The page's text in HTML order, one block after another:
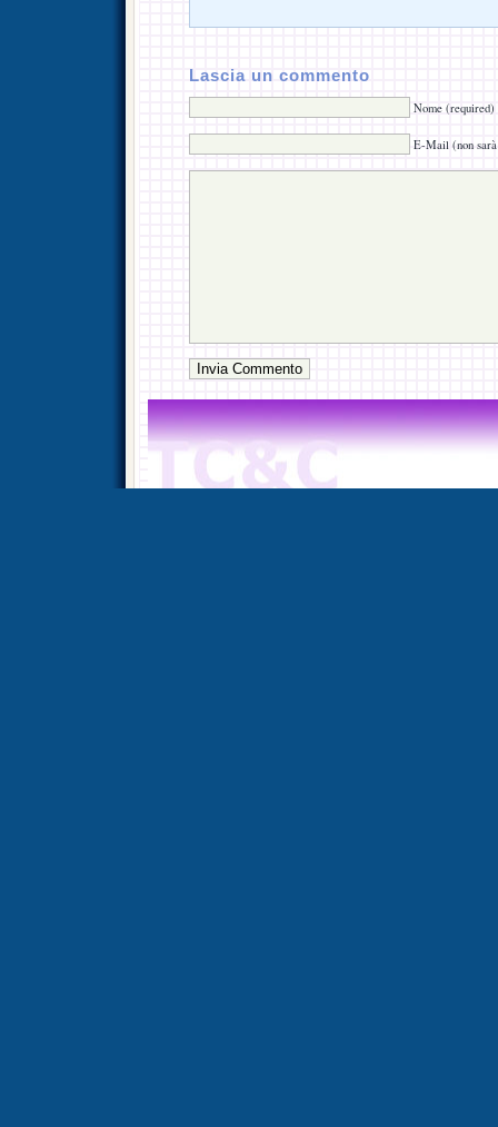
Lascia un commento
Nome (required)
E-Mail (non